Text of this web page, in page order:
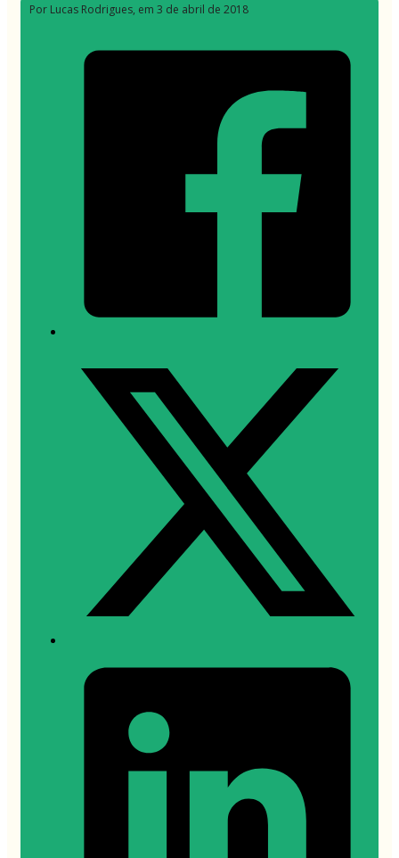
Por Lucas Rodrigues, em 3 de abril de 2018